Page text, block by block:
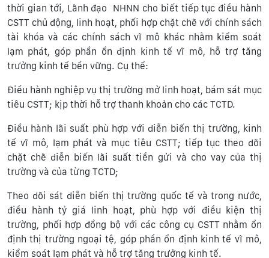
thời gian tới, Lãnh đạo NHNN cho biết tiếp tục điều hành
CSTT chủ động, linh hoạt, phối hợp chặt chẽ với chính sách
tài khóa và các chính sách vĩ mô khác nhằm kiểm soát
lạm phát, góp phần ổn định kinh tế vĩ mô, hỗ trợ tăng
trưởng kinh tế bền vững. Cụ thể:
Điều hành nghiệp vụ thị trường mở linh hoạt, bám sát mục
tiêu CSTT; kịp thời hỗ trợ thanh khoản cho các TCTD.
Điều hành lãi suất phù hợp với diễn biến thị trường, kinh
tế vĩ mô, lạm phát và mục tiêu CSTT; tiếp tục theo dõi
chặt chẽ diễn biến lãi suất tiền gửi và cho vay của thị
trường và của từng TCTD;
Theo dõi sát diễn biến thị trường quốc tế và trong nước,
điều hành tỷ giá linh hoạt, phù hợp với điều kiện thị
trường, phối hợp đồng bộ với các công cụ CSTT nhằm ổn
định thị trường ngoại tệ, góp phần ổn định kinh tế vĩ mô,
kiểm soát lạm phát và hỗ trợ tăng trưởng kinh tế.